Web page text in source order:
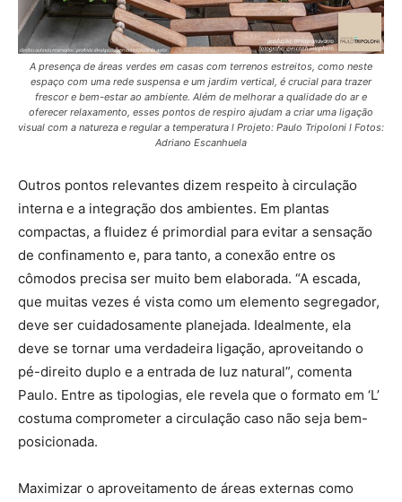
A presença de áreas verdes em casas com terrenos estreitos, como neste
espaço com uma rede suspensa e um jardim vertical, é crucial para trazer
frescor e bem-estar ao ambiente. Além de melhorar a qualidade do ar e
oferecer relaxamento, esses pontos de respiro ajudam a criar uma ligação
visual com a natureza e regular a temperatura l Projeto: Paulo Tripoloni l Fotos:
Adriano Escanhuela
Outros pontos relevantes dizem respeito à circulação
interna e a integração dos ambientes. Em plantas
compactas, a fluidez é primordial para evitar a sensação
de confinamento e, para tanto, a conexão entre os
cômodos precisa ser muito bem elaborada. “A escada,
que muitas vezes é vista como um elemento segregador,
deve ser cuidadosamente planejada. Idealmente, ela
deve se tornar uma verdadeira ligação, aproveitando o
pé-direito duplo e a entrada de luz natural”, comenta
Paulo. Entre as tipologias, ele revela que o formato em ‘L’
costuma comprometer a circulação caso não seja bem-
posicionada.
Maximizar o aproveitamento de áreas externas como